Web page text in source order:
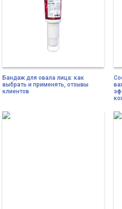
Бандаж для овала лица: как
выбрать и применять, отзывы
клиентов